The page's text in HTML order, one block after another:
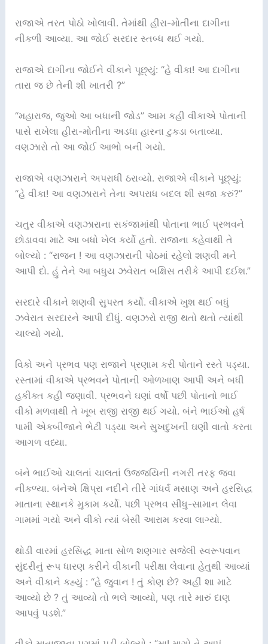
રાજાએ તરત પોઠો ખોલાવી. તેમાંથી હીરા-મોતીના દાગીના
નીકળી આવ્યા. આ જોઈ સરદાર સ્તબ્ધ થઈ ગયો.
રાજાએ દાગીના જોઈને વીકાને પૂછ્યું: “હે વીકા! આ દાગીના
તારા જ છે તેની શી ખાતરી ?”
“મહારાજ, જુઓ આ બધાની જોડ” આમ કહી વીકાએ પોતાની
પાસે રાખેલા હીરા-મોતીના અડધા હારના ટુકડા બતાવ્યા.
વણઝારો તો આ જોઈ આભો બની ગયો.
રાજાએ વણઝારાને અપરાધી ઠરાવ્યો. રાજાએ વીકાને પૂછ્યું:
“હે વીકા! આ વણઝારાને તેના અપરાધ બદલ શી સજા કરું?”
ચતુર વીકાએ વણઝારાના સકંજામાંથી પોતાના ભાઈ પ્રભવને
છોડાવવા માટે આ બધો ખેલ કર્યો હતો. રાજાના કહેવાથી તે
બોલ્યો : “રાજન ! આ વણઝારાની પોઠમાં રહેલો શણવી મને
આપી દો. હું તેને આ બધુય ઝવેરાત બક્ષિસ તરીકે આપી દઈશ.”
સરદારે વીકાને શણવી સુપરત કર્યો. વીકાએ ખુશ થઈ બધું
ઝવેરાત સરદારને આપી દીધું. વણઝરો રાજી થતો થતો ત્યાંથી
ચાલ્યો ગયો.
વિકો અને પ્રભવ પણ રાજાને પ્રણામ કરી પોતાને રસ્તે પડ્યા.
રસ્તામાં વીકાએ પ્રભવને પોતાની ઓળખાણ આપી અને બધી
હકીક્ત કહી જણાવી. પ્રભવને ઘણાં વર્ષો પછી પોતાનો ભાઈ
વીકો મળવાથી તે ખૂબ રાજી રાજી થઈ ગયો. બંને ભાઈઓ હર્ષ
પામી એકબીજાને ભેટી પડ્યા અને સુખદુખની ઘણી વાતો કરતા
આગળ વધ્યા.
બંને ભાઈઓ ચાલતાં ચાલતાં ઉજ્જયિની નગરી તરફ જવા
નીકળ્યા. બંનેએ ક્ષિપ્રા નદીને તીરે ગાંધર્વ મસાણ અને હરસિદ્ધ
માતાના સ્થાનકે મુકામ કર્યો. પછી પ્રભવ સીધુ-સામાન લેવા
ગામમાં ગયો અને વીકો ત્યાં બેસી આરામ કરવા લાગ્યો.
થોડી વારમાં હરસિદ્ધ માતા સોળ શણગાર સજેલી સ્વરૂપવાન
સુંદરીનું રૂપ ધારણ કરીને વીકાની પરીક્ષા લેવાના હેતુથી આવ્યાં
અને વીકાને કહ્યું : “હે જુવાન ! તું કોણ છે? અહીં શા માટે
આવ્યો છે ? તું આવ્યો તો ભલે આવ્યો, પણ તારે મારું દાણ
આપવું પડશે.”